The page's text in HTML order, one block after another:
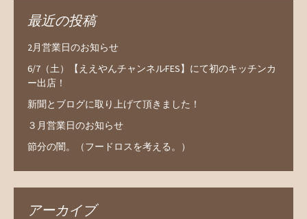
最近の投稿
2月営業日のお知らせ
6/7（土）【ええやんチャンネルFES】にて初のキッチンカ
ー出店！
新聞とブログに取り上げて頂きました！
３月営業日のお知らせ
節分の闇。（フードロスを考える。）
アーカイブ